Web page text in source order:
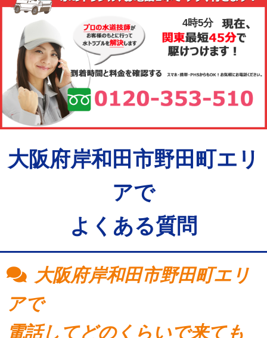
4時5分
大阪府岸和田市野田町エリ
アで
よくある質問
大阪府岸和田市野田町エリ
アで
電話してどのくらいで来ても